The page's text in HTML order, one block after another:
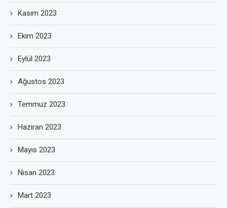
Kasım 2023
Ekim 2023
Eylül 2023
Ağustos 2023
Temmuz 2023
Haziran 2023
Mayıs 2023
Nisan 2023
Mart 2023